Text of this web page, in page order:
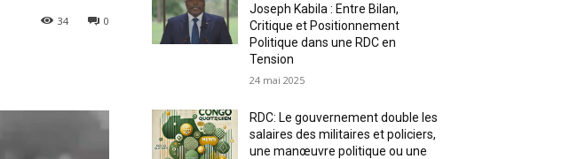
0
34
Joseph Kabila : Entre Bilan,
Critique et Positionnement
Politique dans une RDC en
Tension
24 mai 2025
RDC: Le gouvernement double les
salaires des militaires et policiers,
une manœuvre politique ou une